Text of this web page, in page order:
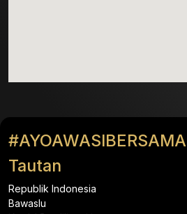
#AYOAWASIBERSAMA
Tautan
Republik Indonesia
Bawaslu